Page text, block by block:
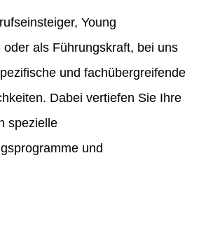
Young
als Führungskraft, bei uns
und fachübergreifende
Dabei vertiefen Sie Ihre
spezielle
und